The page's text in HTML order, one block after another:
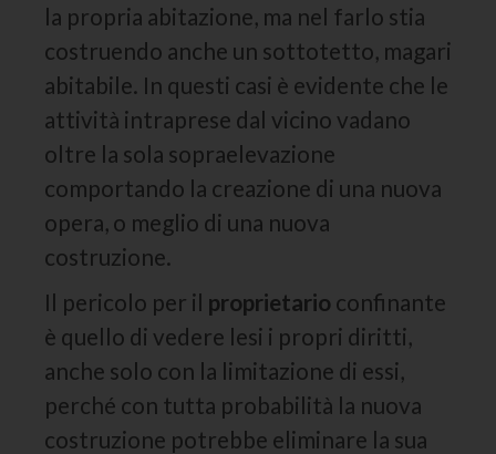
la propria abitazione, ma nel farlo stia
costruendo anche un sottotetto, magari
abitabile. In questi casi è evidente che le
attività intraprese dal vicino vadano
oltre la sola sopraelevazione
comportando la creazione di una nuova
opera, o meglio di una nuova
costruzione.
Il pericolo per il proprietario confinante
è quello di vedere lesi i propri diritti,
anche solo con la limitazione di essi,
perché con tutta probabilità la nuova
costruzione potrebbe eliminare la sua